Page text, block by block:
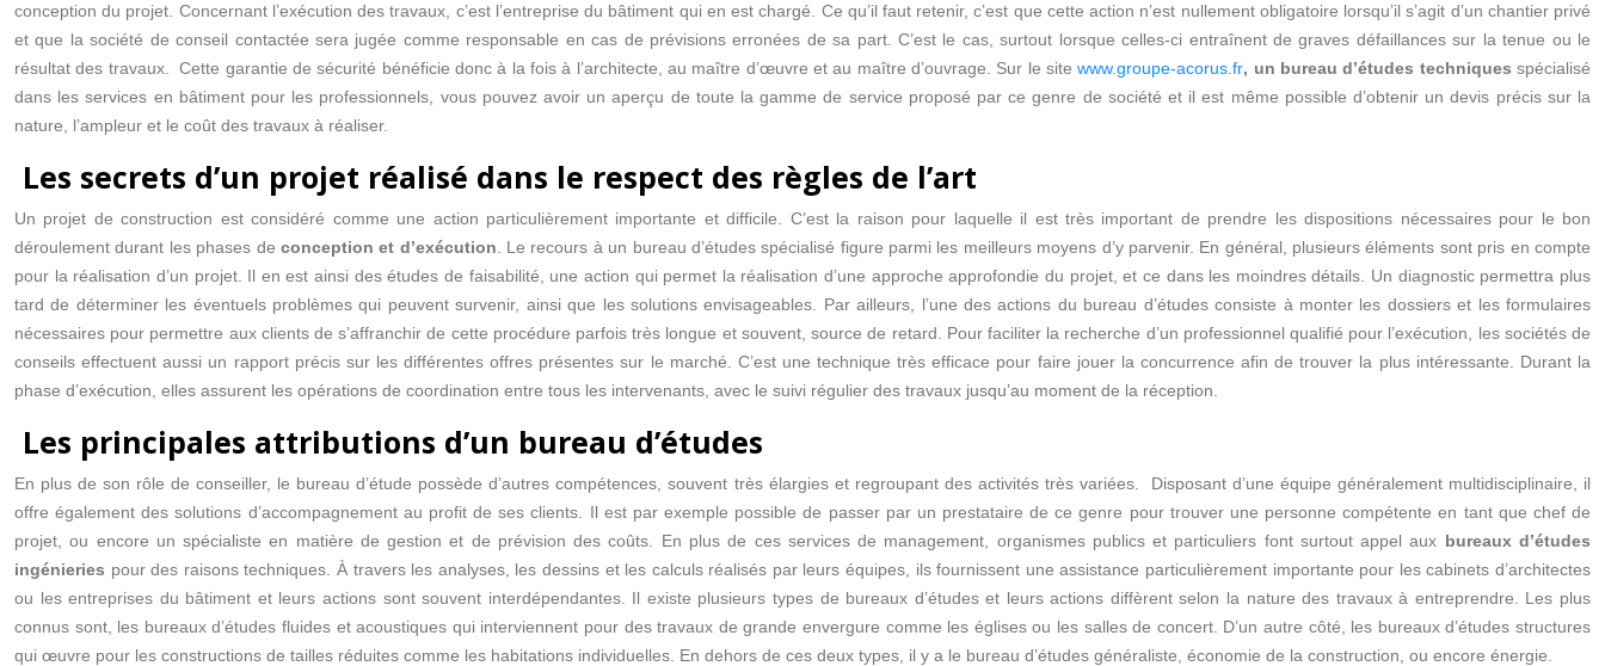
conception du projet. Concernant l’exécution des travaux, c’est l’entreprise du bâtiment qui en est chargé. Ce qu’il faut retenir, c’est que cette action n’est nullement obligatoire lorsqu’il s’agit d’un chantier privé
et que la société de conseil contactée sera jugée comme responsable en cas de prévisions erronées de sa part. C’est le cas, surtout lorsque celles-ci entraînent de graves défaillances sur la tenue ou le
résultat des travaux. Cette garantie de sécurité bénéficie donc à la fois à l’architecte, au maître d’œuvre et au maître d’ouvrage. Sur le sitewww.groupe-acorus.fr, un bureau d’études techniques spécialisé
dans les services en bâtiment pour les professionnels, vous pouvez avoir un aperçu de toute la gamme de service proposé par ce genre de société et il est même possible d’obtenir un devis précis sur la
nature, l’ampleur et le coût des travaux à réaliser.
Les secrets d’un projet réalisé dans le respect des règles de l’art
Un projet de construction est considéré comme une action particulièrement importante et difficile. C’est la raison pour laquelle il est très important de prendre les dispositions nécessaires pour le bon
déroulement durant les phases de conception et d’exécution . Le recours à un bureau d’études spécialisé figure parmi les meilleurs moyens d’y parvenir. En général, plusieurs éléments sont pris en compte
pour la réalisation d’un projet. Il en est ainsi des études de faisabilité, une action qui permet la réalisation d’une approche approfondie du projet, et ce dans les moindres détails. Un diagnostic permettra plus
tard de déterminer les éventuels problèmes qui peuvent survenir, ainsi que les solutions envisageables. Par ailleurs, l’une des actions du bureau d’études consiste à monter les dossiers et les formulaires
nécessaires pour permettre aux clients de s’affranchir de cette procédure parfois très longue et souvent, source de retard. Pour faciliter la recherche d’un professionnel qualifié pour l’exécution, les sociétés de
conseils effectuent aussi un rapport précis sur les différentes offres présentes sur le marché. C’est une technique très efficace pour faire jouer la concurrence afin de trouver la plus intéressante. Durant la
phase d’exécution, elles assurent les opérations de coordination entre tous les intervenants, avec le suivi régulier des travaux jusqu’au moment de la réception.
Les principales attributions d’un bureau d’études
En plus de son rôle de conseiller, le bureau d’étude possède d’autres compétences, souvent très élargies et regroupant des activités très variées. Disposant d’une équipe généralement multidisciplinaire, il
offre également des solutions d’accompagnement au profit de ses clients. Il est par exemple possible de passer par un prestataire de ce genre pour trouver une personne compétente en tant que chef de
projet, ou encore un spécialiste en matière de gestion et de prévision des coûts. En plus de ces services de management, organismes publics et particuliers font surtout appel aux bureaux d’études
ingénieries pour des raisons techniques. À travers les analyses, les dessins et les calculs réalisés par leurs équipes, ils fournissent une assistance particulièrement importante pour les cabinets d’architectes
ou les entreprises du bâtiment et leurs actions sont souvent interdépendantes. Il existe plusieurs types de bureaux d’études et leurs actions diffèrent selon la nature des travaux à entreprendre. Les plus
connus sont, les bureaux d’études fluides et acoustiques qui interviennent pour des travaux de grande envergure comme les églises ou les salles de concert. D’un autre côté, les bureaux d’études structures
qui œuvre pour les constructions de tailles réduites comme les habitations individuelles. En dehors de ces deux types, il y a le bureau d’études généraliste, économie de la construction, ou encore énergie.